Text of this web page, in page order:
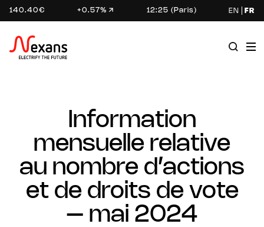
140.40€ +0.57% 12:25 (Paris) EN FR
Information
mensuelle relative
au nombre d’actions
et de droits de vote
– mai 2024